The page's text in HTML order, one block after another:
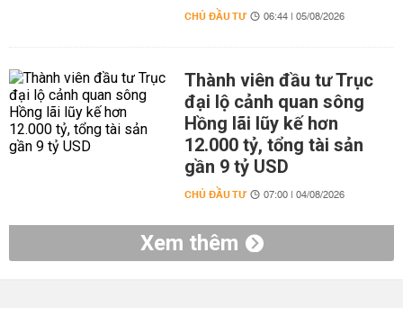
CHỦ ĐẦU TƯ 06:44 | 05/08/2026
Thành viên đầu tư Trục
đại lộ cảnh quan sông
Hồng lãi lũy kế hơn
12.000 tỷ, tổng tài sản
gần 9 tỷ USD
CHỦ ĐẦU TƯ 07:00 | 04/08/2026
Xem thêm